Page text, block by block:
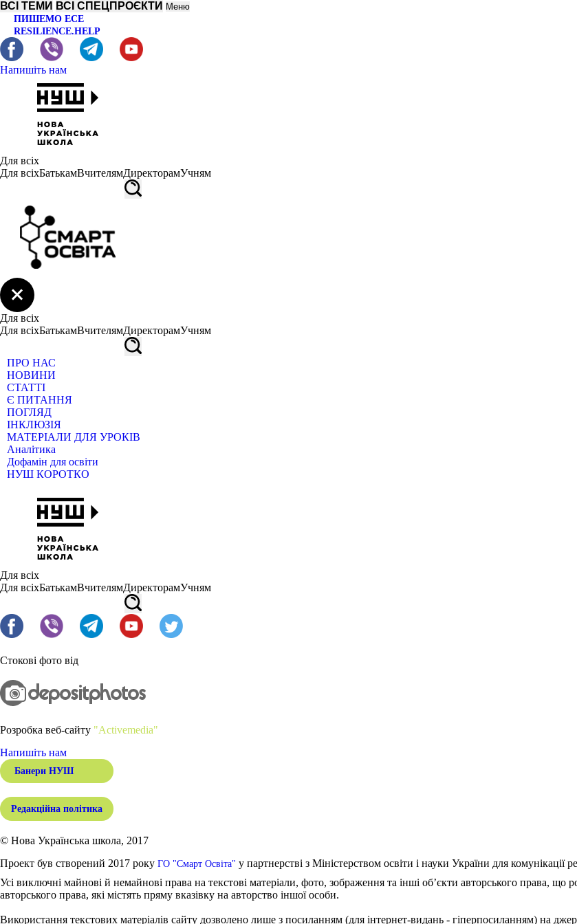
ВСІ ТЕМИ ВСІ СПЕЦПРОЄКТИ Меню
ПИШЕМО ЕСЕ
RESILIENCE.HELP
Напишіть нам
Для всіх
Для всіхБатькамВчителямДиректорамУчням
Для всіх
Для всіхБатькамВчителямДиректорамУчням
ПРО НАС
НОВИНИ
СТАТТІ
Є ПИТАННЯ
ПОГЛЯД
ІНКЛЮЗІЯ
МАТЕРІАЛИ ДЛЯ УРОКІВ
Аналітика
Дофамін для освіти
НУШ КОРОТКО
Для всіх
Для всіхБатькамВчителямДиректорамУчням
Стокові фото від
Розробка веб-сайту "Activemedia"
Напишіть нам
Банери НУШ
Редакційна політика
© Нова Українська школа, 2017
Проект був створений 2017 року ГО "Смарт Освіта" у партнерстві з Міністерством освіти і науки України для
Усі виключні майнові й немайнові права на текстові матеріали, фото, зображення та інші об’єкти авторського права, що
авторського права, які містять пряму вказівку на авторство іншої особи.
Використання текстових матеріалів сайту дозволено лише з посиланням (для інтернет-видань - гіперпосиланням) на